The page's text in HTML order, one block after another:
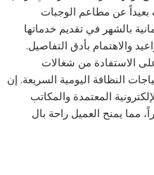
عن مطاعم الوجبات
بالشهر في تقديم خدماتها
والاهتمام بأدق التفاصيل.
الاستفادة من شغالات
النظافة اليومية السريعة. إن
المعتمدة والمكاتب
مما يمنح العميل راحة بال